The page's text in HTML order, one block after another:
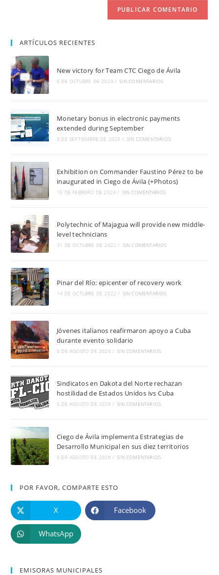
ARTÍCULOS RECIENTES
New victory for Team CTC Ciego de Ávila
5 DE OCTUBRE DE 2023 / SIN COMENTARIOS
Monetary bonus in electronic payments
extended during September
3 DE SEPTIEMBRE DE 2023 / SIN COMENTARIOS
Exhibition on Commander Faustino Pérez to be
inaugurated in Ciego de Ávila (+Photos)
15 DE FEBRERO DE 2023 / SIN COMENTARIOS
Polytechnic of Majagua will provide new middle-
level technicians
31 DE OCTUBRE DE 2022 / SIN COMENTARIOS
Pinar del Río: epicenter of recovery work
14 DE OCTUBRE DE 2022 / SIN COMENTARIOS
Jóvenes italianos reafirmaron apoyo a Cuba
durante evento solidario
5 DE AGOSTO DE 2026 / SIN COMENTARIOS
Sindicatos en Dakota del Norte rechazan
hostilidad de Estados Unidos ivs Cuba
5 DE AGOSTO DE 2026 / SIN COMENTARIOS
Ciego de Ávila implementa Estrategias de
Desarrollo Municipal en sus diez territorios
5 DE AGOSTO DE 2026 / SIN COMENTARIOS
POR FAVOR, COMPARTE ESTO
X Facebook
WhatsApp
EMISORAS MUNICIPALES